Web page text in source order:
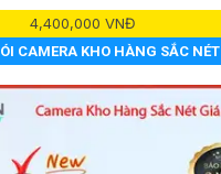
4,400,000 VNĐ
CAMERA KHO HÀNG SẮC NÉT